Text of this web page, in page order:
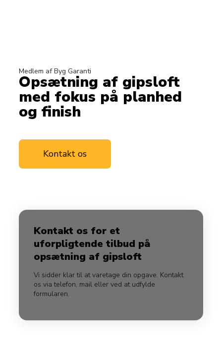
Medlem af Byg Garanti
Opsætning af gipsloft
med fokus på planhed
og finish
Kontakt os
Kontakt os for et
uforpligtende tilbud på
opsætning af gipsloft
Vi sidder klar til at varetage din opgave. Kontakt
os via telefon, mail eller ved at udfylde
formularen.